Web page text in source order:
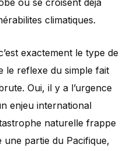
ou se croisent deja
climatiques.
exactement le type de
le reflexe du simple fait
Oui, il y a l’urgence
enjeu international
naturelle frappe
une partie du Pacifique,